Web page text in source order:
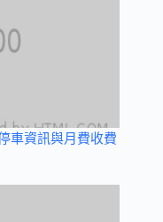
車資訊與月費收費